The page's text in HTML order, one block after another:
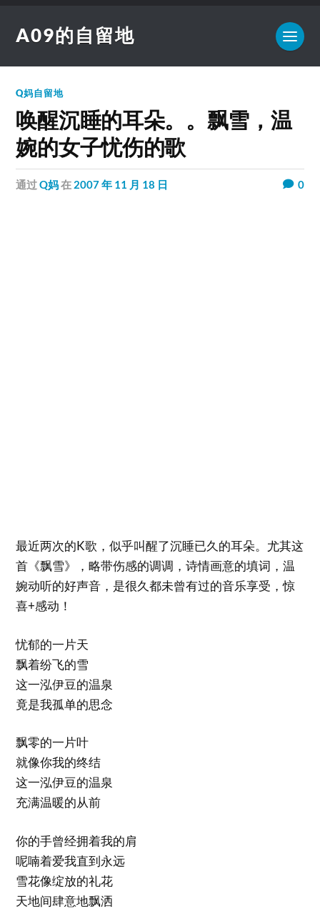
A09的自留地
Q妈自留地
唤醒沉睡的耳朵。。飘雪，温
婉的女子忧伤的歌
通过Q妈在 2007 年 11 月 18 日 0
最近两次的K歌，似乎叫醒了沉睡已久的耳朵。尤其这
首《飘雪》，略带伤感的调调，诗情画意的填词，温
婉动听的好声音，是很久都未曾有过的音乐享受，惊
喜+感动！
忧郁的一片天
飘着纷飞的雪
这一泓伊豆的温泉
竟是我孤单的思念
飘零的一片叶
就像你我的终结
这一泓伊豆的温泉
充满温暖的从前
你的手曾经拥着我的肩
呢喃着爱我直到永远
雪花像绽放的礼花
天地间肆意地飘洒